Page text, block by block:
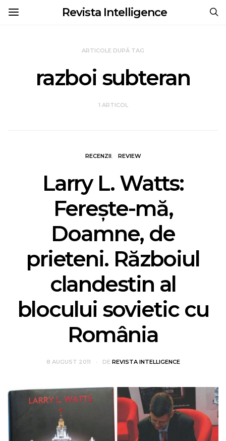
Revista Intelligence
ARTICOLE DUPĂ TAG
razboi subteran
1 ARTICOL
RECENZII REVIEW
Larry L. Watts:
Ferește-mă,
Doamne, de
prieteni. Războiul
clandestin al
blocului sovietic cu
România
8 AUGUST 2011 DE REVISTA INTELLIGENCE